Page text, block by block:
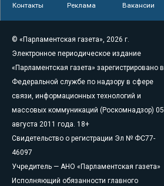
Контакты Реклама Вакансии
© «Парламентская газета», 2026 г.
Электронное периодическое издание
«Парламентская газета» зарегистрировано в
Федеральной службе по надзору в сфере
связи, информационных технологий и
массовых коммуникаций (Роскомнадзор) 05
августа 2011 года. 18+
Свидетельство о регистрации Эл № ФС77-
46097
Учредитель — АНО «Парламентская газета»
Исполняющий обязанности главного